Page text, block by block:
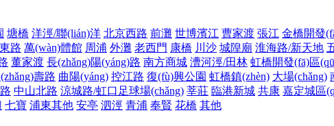
塘橋 洋涇/聯(lián)洋 北京西路 前灘 世博濱江 曹家渡 張江 金橋開發
路 萬(wàn)體館 周浦 外灘 老西門 康橋 川沙 城隍廟 淮海路/新天地
董家渡 長(zhǎng)陽(yáng)路 南方商城 漕河涇/田林 虹橋開發(fā)區
壽路 曲陽(yáng) 控江路 復(fù)興公園 虹橋鎮(zhèn) 大場(chǎng)
中山北路 涼城路/虹口足球場(chǎng) 莘莊 臨港新城 共康 嘉定城區
七寶 浦東其他 安亭 泗涇 青浦 奉賢 花橋 其他